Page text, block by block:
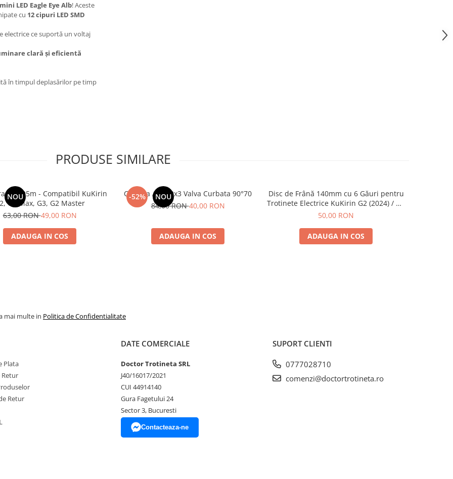
LED Eagle Eye Alb! Aceste
cu 12 cipuri LED SMD
electrice ce suportă un voltaj
clară și eficientă
în timpul deplasărilor pe timp
PRODUSE SIMILARE
NOU1.95m - Compatibil KuKirin
G2 Max, G3, G2 Master
63,00 RON49,00 RON
ADAUGA IN COS
-52% NOU
Camera Aer 10x3 Valva Curbata 90°70
84,00 RON40,00 RON
ADAUGA IN COS
Disc de Frână 140mm cu 6 Găuri pentru
Trotinete Electrice KuKirin G2 (2024) / G2
Pro / G2 Max / G2 Master / G4 (2024)
50,00 RON
ADAUGA IN COS
mai multe in Politica de Confidentialitate
Plata
Retur
Retur
DATE COMERCIALE
Doctor Trotineta SRL
J40/16017/2021
CUI 44914140
Gura Fagetului 24
Sector 3, Bucuresti
Contacteaza-ne
SUPORT CLIENTI
0777028710
comenzi@doctortrotineta.ro